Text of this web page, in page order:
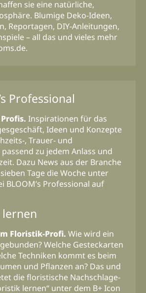
sie eine natürliche,
Blumige Deko-Ideen,
Reportagen, DIY-Anleitungen,
– all das und vieles mehr
Professional
Inspirationen für das
Ideen und Konzepte
, Trauer- und
zu jedem Anlass und
Dazu News aus der Branche
Tage die Woche unter
BLOOM’s Professional auf
Floristik-Profi. Wie wird ein
Welche Gesteckarten
Techniken kommt es beim
und Pflanzen an? Das und
die floristische Nachschlage-
lernen“ unter dem B+ Icon